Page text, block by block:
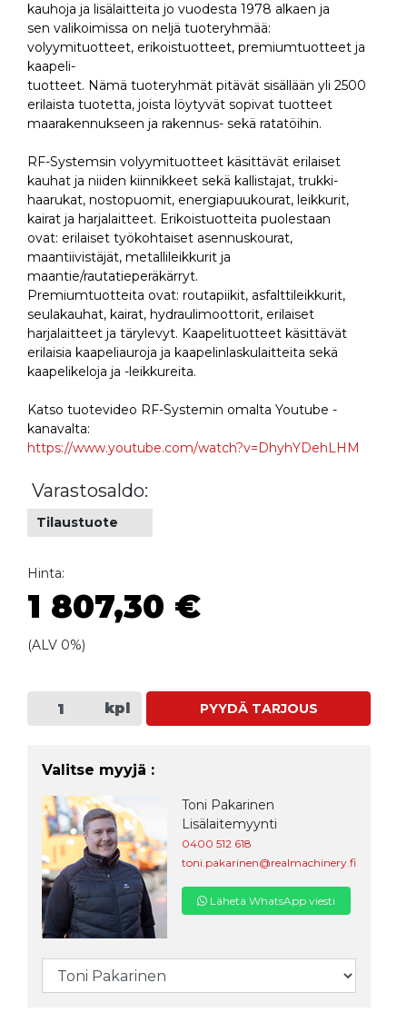
kauhoja ja lisälaitteita jo vuodesta 1978 alkaen ja
sen valikoimissa on neljä tuoteryhmää:
volyymituotteet, erikoistuotteet, premiumtuotteet ja
kaapeli-
tuotteet. Nämä tuoteryhmät pitävät sisällään yli 2500
erilaista tuotetta, joista löytyvät sopivat tuotteet
maarakennukseen ja rakennus- sekä ratatöihin.
RF-Systemsin volyymituotteet käsittävät erilaiset
kauhat ja niiden kiinnikkeet sekä kallistajat, trukki-
haarukat, nostopuomit, energiapuukourat, leikkurit,
kairat ja harjalaitteet. Erikoistuotteita puolestaan
ovat: erilaiset työkohtaiset asennuskourat,
maantiivistäjät, metallileikkurit ja
maantie/rautatieperäkärryt.
Premiumtuotteita ovat: routapiikit, asfalttileikkurit,
seulakauhat, kairat, hydraulimoottorit, erilaiset
harjalaitteet ja tärylevyt. Kaapelituotteet käsittävät
erilaisia kaapeliauroja ja kaapelinlaskulaitteita sekä
kaapelikeloja ja -leikkureita.
Katso tuotevideo RF-Systemin omalta Youtube -
kanavalta:
https://www.youtube.com/watch?v=DhyhYDehLHM
Varastosaldo:
Tilaustuote
Hinta:
1 807,30 €
(ALV 0%)
kpl PYYDÄ TARJOUS
Valitse myyjä :
Toni Pakarinen
Lisälaitemyynti
0400 512 618
toni.pakarinen@realmachinery.fi
Lähetä WhatsApp viesti